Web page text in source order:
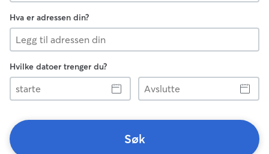
Hva er adressen din?
Hvilke datoer trenger du?
starte
Avslutte
Søk